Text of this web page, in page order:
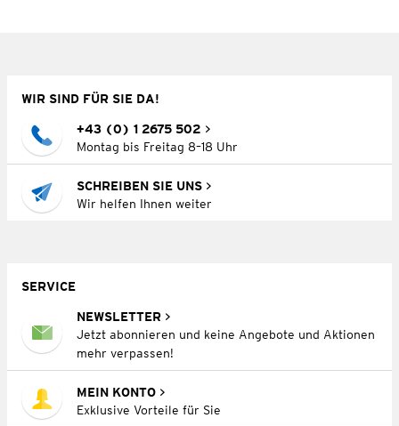
WIR SIND FÜR SIE DA!
+43 (0) 1 2675 502
Montag bis Freitag 8–18 Uhr
SCHREIBEN SIE UNS
Wir helfen Ihnen weiter
SERVICE
NEWSLETTER
Jetzt abonnieren und keine Angebote und Aktionen
mehr verpassen!
MEIN KONTO
Exklusive Vorteile für Sie